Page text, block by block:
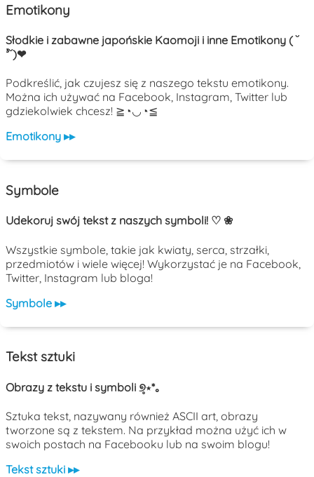
Emotikony
Słodkie i zabawne japońskie Kaomoji i inne Emotikony ( ˘
³˘)❤
Podkreślić, jak czujesz się z naszego tekstu emotikony.
Można ich używać na Facebook, Instagram, Twitter lub
gdziekolwiek chcesz! ≧◔◡◔≦
Emotikony ▸▸
Symbole
Udekoruj swój tekst z naszych symboli! ♡ ❀
Wszystkie symbole, takie jak kwiaty, serca, strzałki,
przedmiotów i wiele więcej! Wykorzystać je na Facebook,
Twitter, Instagram lub bloga!
Symbole ▸▸
Tekst sztuki
Obrazy z tekstu i symboli ୭̥⋆*｡
Sztuka tekst, nazywany również ASCII art, obrazy
tworzone są z tekstem. Na przykład można użyć ich w
swoich postach na Facebooku lub na swoim blogu!
Tekst sztuki ▸▸